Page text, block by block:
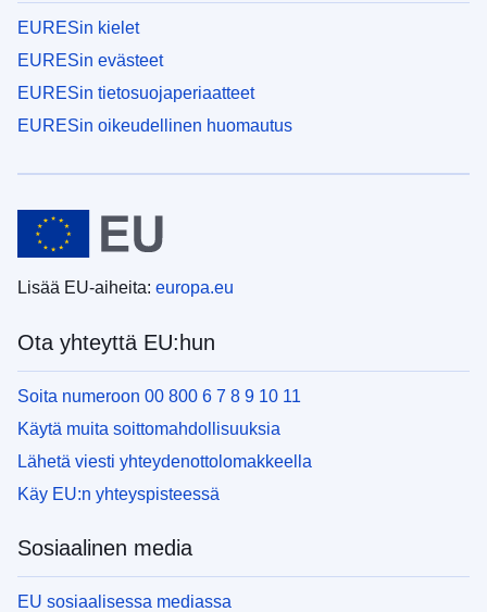
EURESin kielet
EURESin evästeet
EURESin tietosuojaperiaatteet
EURESin oikeudellinen huomautus
Lisää EU-aiheita: europa.eu
Ota yhteyttä EU:hun
Soita numeroon 00 800 6 7 8 9 10 11
Käytä muita soittomahdollisuuksia
Lähetä viesti yhteydenottolomakkeella
Käy EU:n yhteyspisteessä
Sosiaalinen media
EU sosiaalisessa mediassa